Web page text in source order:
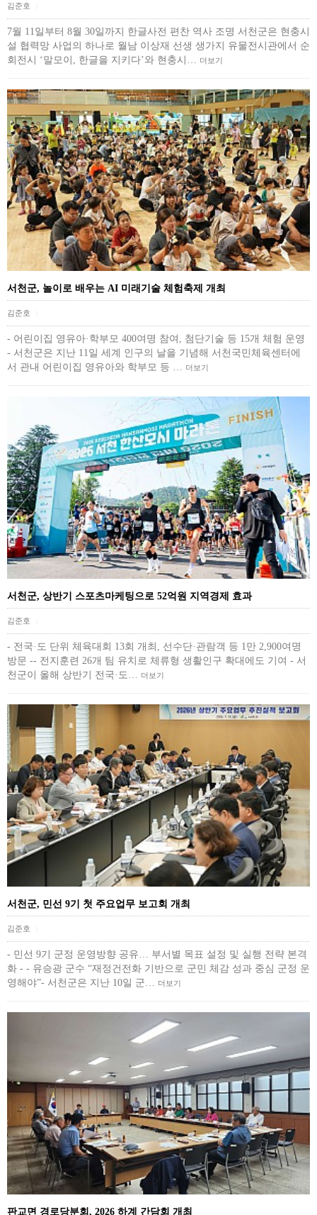
김준호
7월 11일부터 8월 30일까지 한글사전 편찬 역사 조명 서천군은 현충시
설 협력망 사업의 하나로 월남 이상재 선생 생가지 유물전시관에서 순
회전시 ‘말모이, 한글을 지키다’와 현충시…
더보기
서천군, 놀이로 배우는 AI 미래기술 체험축제 개최
김준호
- 어린이집 영유아·학부모 400여명 참여, 첨단기술 등 15개 체험 운영
- 서천군은 지난 11일 세계 인구의 날을 기념해 서천국민체육센터에
서 관내 어린이집 영유아와 학부모 등 … 더보기
서천군, 상반기 스포츠마케팅으로 52억원 지역경제 효과
김준호
- 전국·도 단위 체육대회 13회 개최, 선수단·관람객 등 1만 2,900여명
방문 -- 전지훈련 26개 팀 유치로 체류형 생활인구 확대에도 기여 - 서
천군이 올해 상반기 전국·도… 더보기
서천군, 민선 9기 첫 주요업무 보고회 개최
김준호
- 민선 9기 군정 운영방향 공유… 부서별 목표 설정 및 실행 전략 본격
화 - - 유승광 군수 “재정건전화 기반으로 군민 체감 성과 중심 군정 운
영해야”- 서천군은 지난 10일 군…
더보기
판교면 경로당분회, 2026 하계 간담회 개최